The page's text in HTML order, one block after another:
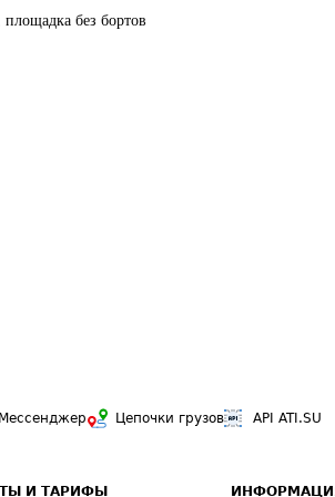
без бортов
Цепочки грузов API ATI.SU
И ТАРИФЫ